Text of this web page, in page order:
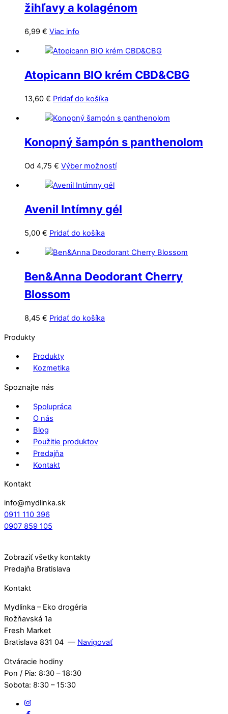
žihľavy a kolagénom
6,99 € Viac info
Atopicann BIO krém CBD&CBG
13,60 € Pridať do košíka
Konopný šampón s panthenolom
Od 4,75 € Výber možnostíTento
variantov.
môžete
vybrať
stránke
Avenil Intímny gél
5,00 € Pridať do košíka
Ben&Anna Deodorant Cherry
Blossom
8,45 € Pridať do košíka
Produkty
Produkty
Kozmetika
Spoznajte nás
Spolupráca
O nás
Blog
Použitie produktov
Predajňa
Kontakt
Kontakt
info@mydlinka.sk
0911 110 396
0907 859 105
Zobraziť všetky kontakty
Predajňa Bratislava
Kontakt
Mydlinka – Eko drogéria
Rožňavská 1a
Fresh Market
Bratislava 831 04 — Navigovať
Otváracie hodiny
Pon / Pia: 8:30 – 18:30
Sobota: 8:30 – 15:30